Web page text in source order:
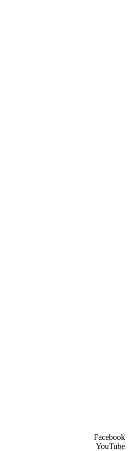
Facebook
YouTube